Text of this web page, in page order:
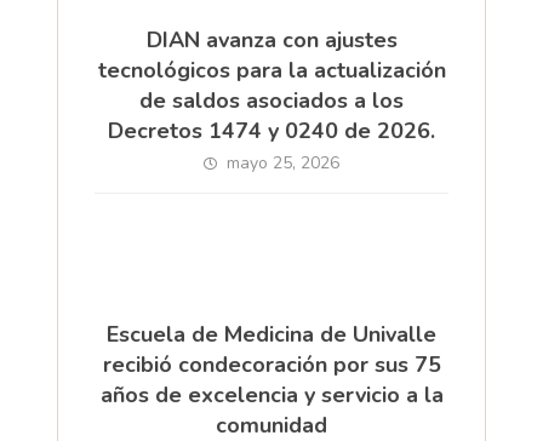
DIAN avanza con ajustes
tecnológicos para la actualización
de saldos asociados a los
Decretos 1474 y 0240 de 2026.
mayo 25, 2026
Escuela de Medicina de Univalle
recibió condecoración por sus 75
años de excelencia y servicio a la
comunidad